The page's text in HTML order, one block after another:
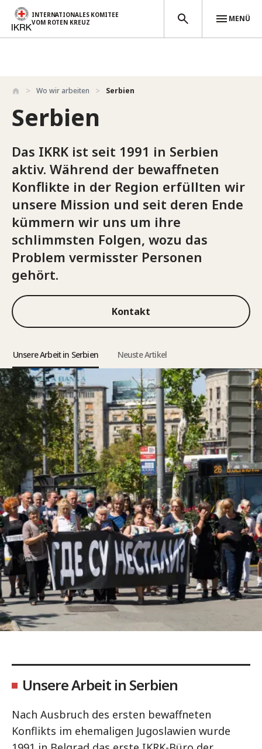
Direkt zum Inhalt
INTERNATIONALES KOMITEE
VOM ROTEN KREUZ
MENÜ
Wo wir arbeiten Serbien
Serbien
Das IKRK ist seit 1991 in Serbien
aktiv. Während der bewaffneten
Konflikte in der Region erfüllten wir
unsere Mission und seit deren Ende
kümmern wir uns um ihre
schlimmsten Folgen, wozu das
Problem vermisster Personen
gehört.
Kontakt
Unsere Arbeit in Serbien Neuste Artikel
Unsere Arbeit in Serbien
Nach Ausbruch des ersten bewaffneten
Konflikts im ehemaligen Jugoslawien wurde